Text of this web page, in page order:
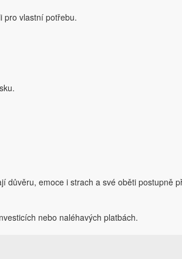
pro vlastní potřebu.
emoce i strach a své oběti postupně
nebo naléhavých platbách.